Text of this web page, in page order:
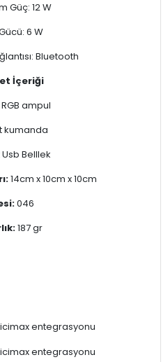
Güç: 12 W
6 W
Bluetooth
İçeriği
ampul
kumanda
Usb Belllek
14cm x 10cm x 10cm
046
187 gr